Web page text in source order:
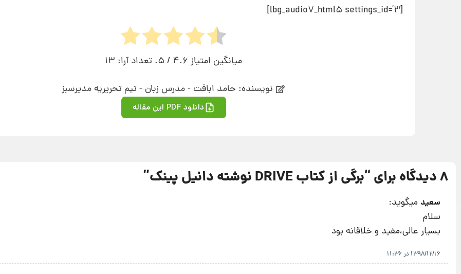
[lbg_audio7_html5 settings_id=’2′]
میانگین امتیاز 4.6 / 5. تعداد آرا:
13
نویسنده: حامد ابافت - مدرس زبان - تیم تحریریه مدیرسبز
دانلود PDF این مقاله
8 دیدگاه برای “ برگی از کتاب DRIVE نوشته دانیل پینک ”
سعيد میگوید:
سلام
بسيار عالى،مفيد و خلاقانه بود
1398/12/16 در 11:36